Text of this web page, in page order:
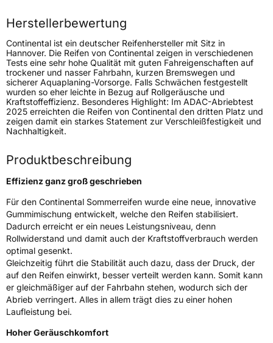
Höchstlast1120 kg
Generelle Merkmale
Fahrzeugtyp Transporter
VerwendungSommerreifen
ModellnameVanContact Eco
FahrzeugartTransporter
Schlauchtyp
ZustandNeureifen
C-ReifenJa
EU Label
EffizienzA
Herstellerbewertung
Continental ist ein deutscher Reifenhersteller mit Sitz in
Hannover. Die Reifen von Continental zeigen in verschiedenen
Tests eine sehr hohe Qualität mit guten Fahreigenschaften auf
trockener und nasser Fahrbahn, kurzen Bremswegen und
sicherer Aquaplaning-Vorsorge. Falls Schwächen festgestellt
wurden so eher leichte in Bezug auf Rollgeräusche und
Kraftstoffeffizienz. Besonderes Highlight: Im ADAC-Abriebtest
2025 erreichten die Reifen von Continental den dritten Platz und
zeigen damit ein starkes Statement zur Verschleißfestigkeit und
Nachhaltigkeit.
Produktbeschreibung
Effizienz ganz groß geschrieben
Für den Continental Sommerreifen wurde eine neue, innovative
Gummimischung entwickelt, welche den Reifen stabilisiert.
Dadurch erreicht er ein neues Leistungsniveau, denn
Rollwiderstand und damit auch der Kraftstoffverbrauch werden
optimal gesenkt.
Gleichzeitig führt die Stabilität auch dazu, dass der Druck, der
auf den Reifen einwirkt, besser verteilt werden kann. Somit kann
er gleichmäßiger auf der Fahrbahn stehen, wodurch sich der
Abrieb verringert. Alles in allem trägt dies zu einer hohen
Laufleistung bei.
Hoher Geräuschkomfort